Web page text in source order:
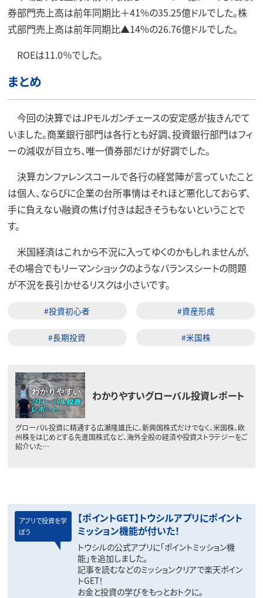
券部門売上高は前年同期比＋41%の35.25億ドルでした。株
式部門売上高は前年同期比▲14%の26.76億ドルでした。
ROEは11.0％でした。
まとめ
今回の決算ではJPモルガンチェースの安定感が抜きんでて
いました。商業銀行部門は各行とも好調、投資銀行部門はフィ
ーの減収が目立ち、唯一債券部だけが好調でした。
決算カンファレンスコールで各行の経営陣が言っていたこと
は個人、ならびに企業の台所事情はそれほど悪化しておらず、
手に負えない融資の焦げ付きは起きそうもないということで
す。
米国経済はこれから不況に入ってゆくのかもしれませんが、
その場合でもリーマンショックのようなバランスシートの問題
が不況を長引かせるリスクは小さいです。
#投資初心者 #資産形成
#長期投資 #米国株
わかりやすいグローバル投資レポート
グローバル投資に精通する広瀬隆雄氏に、新興国株式だけでなく、米国株、欧
州株をはじめとする先進国株式など、海外全般の経済や投資ストラテジーをご
紹介いた…
アプリで投資を学
ぼう
【ポイントGET】トウシルアプリにポイント
ミッション機能が付いた！
トウシルの公式アプリに「ポイントミッション機
能」を追加しました。
記事を読むなどのミッションクリアで楽天ポイン
トGET！
お金と投資の学びをもっとおトクに。